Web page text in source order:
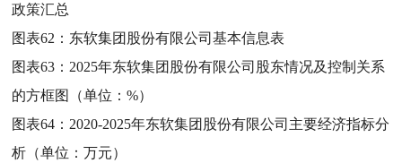
政策汇总
图表62： 东软集团股份有限公司基本信息表
图表63： 2025年东软集团股份有限公司股东情况及控制关系
的方框图（单位：%）
图表64： 2020-2025年东软集团股份有限公司主要经济指标分
析（单位：万元）